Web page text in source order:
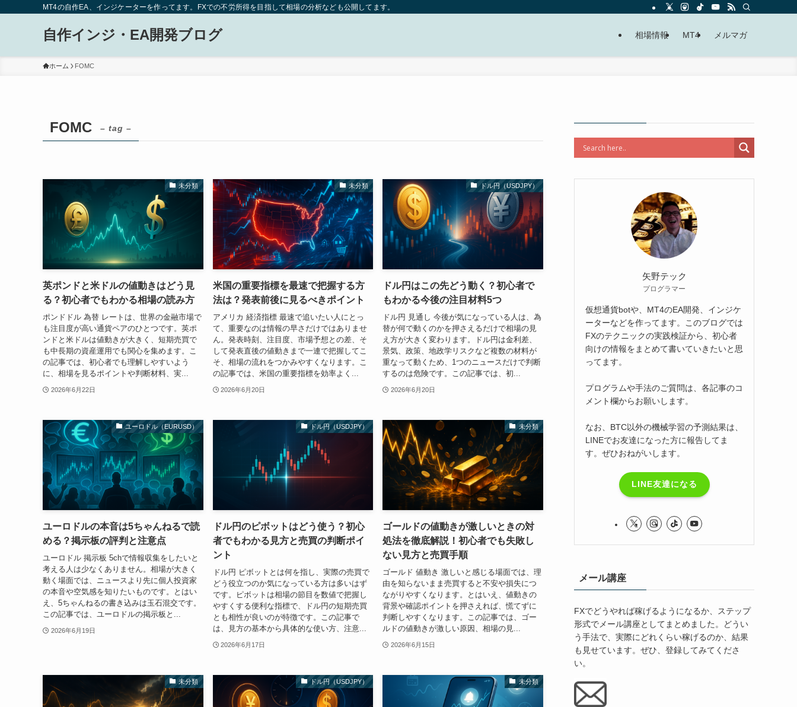
MT4の自作EA、インジケーターを作ってます。FXでの不労所得を目指して相場の分析なども公開してます。
自作インジ・EA開発ブログ 相場情報 MT4 メルマガ
ホーム FOMC
FOMC – tag –
未分類
英ポンドと米ドルの値動きはどう見
る？初心者でもわかる相場の読み方
ポンドドル 為替 レートは、世界の金融市場で
も注目度が高い通貨ペアのひとつです。英ポ
ンドと米ドルは値動きが大きく、短期売買で
も中長期の資産運用でも関心を集めます。こ
の記事では、初心者でも理解しやすいよう
に、相場を見るポイントや判断材料、実...
2026年6月22日
未分類
米国の重要指標を最速で把握する方
法は？発表前後に見るべきポイント
アメリカ 経済指標 最速で追いたい人にとっ
て、重要なのは情報の早さだけではありませ
ん。発表時刻、注目度、市場予想との差、そ
して発表直後の値動きまで一連で把握してこ
そ、相場の流れをつかみやすくなります。こ
の記事では、米国の重要指標を効率よく...
2026年6月20日
ドル円（USDJPY）
ドル円はこの先どう動く？初心者で
もわかる今後の注目材料5つ
ドル円 見通し 今後が気になっている人は、為
替が何で動くのかを押さえるだけで相場の見
え方が大きく変わります。ドル円は金利差、
景気、政策、地政学リスクなど複数の材料が
重なって動くため、1つのニュースだけで判断
するのは危険です。この記事では、初...
2026年6月20日
ユーロドル（EURUSD）
ユーロドルの本音は5ちゃんねるで読
める？掲示板の評判と注意点
ユーロドル 掲示板 5chで情報収集をしたいと
考える人は少なくありません。相場が大きく
動く場面では、ニュースより先に個人投資家
の本音や空気感を知りたいものです。とはい
え、5ちゃんねるの書き込みは玉石混交です。
この記事では、ユーロドルの掲示板と...
2026年6月19日
ドル円（USDJPY）
ドル円のピボットはどう使う？初心
者でもわかる見方と売買の判断ポイ
ント
ドル円 ピボットとは何を指し、実際の売買で
どう役立つのか気になっている方は多いはず
です。ピボットは相場の節目を数値で把握し
やすくする便利な指標で、ドル円の短期売買
とも相性が良いのが特徴です。この記事で
は、見方の基本から具体的な使い方、注意...
2026年6月17日
未分類
ゴールドの値動きが激しいときの対
処法を徹底解説！初心者でも失敗し
ない見方と売買手順
ゴールド 値動き 激しいと感じる場面では、理
由を知らないまま売買すると不安や損失につ
ながりやすくなります。とはいえ、値動きの
背景や確認ポイントを押さえれば、慌てずに
判断しやすくなります。この記事では、ゴー
ルドの値動きが激しい原因、相場の見...
2026年6月15日
未分類 ドル円（USDJPY） 未分類
矢野テック
プログラマー
仮想通貨botや、MT4のEA開発、インジケ
ーターなどを作ってます。このブログでは
FXのテクニックの実践検証から、初心者
向けの情報をまとめて書いていきたいと思
ってます。
プログラムや手法のご質問は、各記事のコ
メント欄からお願いします。
なお、BTC以外の機械学習の予測結果は、
LINEでお友達になった方に報告してま
す。ぜひおねがいします。
LINE友達になる
メール講座
FXでどうやれば稼げるようになるか、ステップ
形式でメール講座としてまとめました。どうい
う手法で、実際にどれくらい稼げるのか、結果
も見せています。ぜひ、登録してみてくださ
い。